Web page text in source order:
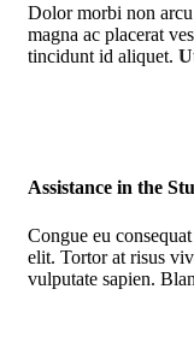
Dolor morbi non arcu
magna ac placerat
tincidunt id aliquet.
Assistance in the
Congue eu
elit. Tortor at risus
vulputate sapien.